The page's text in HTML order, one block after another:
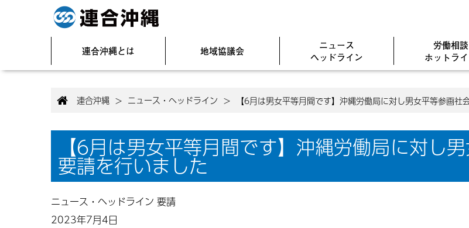
連合沖縄とは 地域協議会
ニュース
ヘッドライン
労働相談
ホットラ
連合沖縄 > ニュース・ヘッドライン > 【6月は男女平等月間です】沖縄労働局に対し男女平等参画
【6月は男女平等月間です】沖縄労働局に対し
要請を行いました
ニュース・ヘッドライン 要請
2023年7月4日